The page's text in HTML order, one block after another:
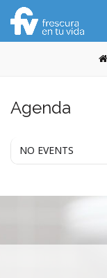
Agenda
NO EVENTS